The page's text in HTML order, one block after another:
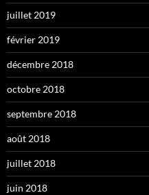
juillet 2019
février 2019
décembre 2018
octobre 2018
septembre 2018
août 2018
juillet 2018
juin 2018